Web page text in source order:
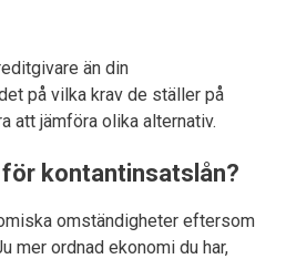
än din
på vilka krav de ställer på
att jämföra olika alternativ.
kontantinsatslån?
omständigheter eftersom
mer ordnad ekonomi du har,